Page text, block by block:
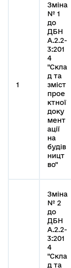
1
Зміна
№ 1
до
ДБН
А.2.2-
3:201
4
"Скла
д та
зміст
прое
ктної
доку
мент
ації
на
будів
ницт
во"
Зміна
№ 2
до
ДБН
А.2.2-
3:201
4
"Скла
д та